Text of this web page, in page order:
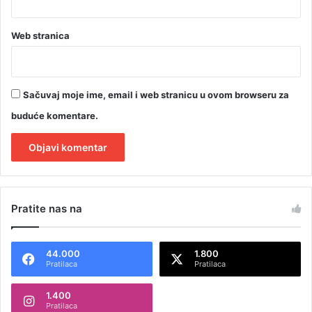
H
Web stranica
Sačuvaj moje ime, email i web stranicu u ovom browseru za
buduće komentare.
t
n
Pratite nas na
44.000
Pratilaca
1.800
Pratilaca
1.400
Pratilaca